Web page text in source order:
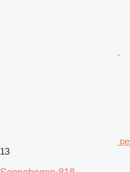
13